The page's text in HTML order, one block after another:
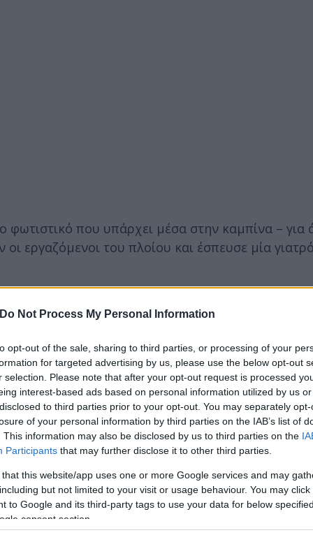
Do Not Process My Personal Information
opt-out of the sale, sharing to third parties, or processing of your
for targeted advertising by us, please use the below opt-out
selection. Please note that after your opt-out request is processed
interest-based ads based on personal information utilized by us
to third parties prior to your opt-out. You may separately
of your personal information by third parties on the IAB’s list of
This information may also be disclosed by us to third parties on the
Participants that may further disclose it to other third parties.
that this website/app uses one or more Google services and may
but not limited to your visit or usage behaviour. You may
to Google and its third-party tags to use your data for below
consent section.
φωτιστικό που υπάρχει μέσα στην καμπίνα – για
εργαζόμενοι του πλοίου και έσπευσε μία
«έδεσε» στο λιμάνι του Ηρακλείου περίμενε
στο Βενιζέλειο νοσοκομείο.